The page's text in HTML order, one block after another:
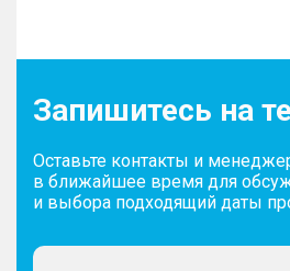
Запишитесь на
Оставьте контакты и
в ближайшее время для
и выбора подходящий даты